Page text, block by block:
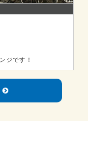
ジです！